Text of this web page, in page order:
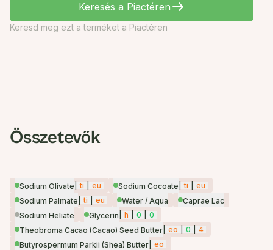
Keresés a Piactéren
Keresd meg ezt a terméket a Piactéren
Összetevők
Sodium Olivate ti eu Sodium Cocoate ti
eu
Sodium Palmate
ti eu Water / Aqua
Caprae Lac
Sodium Heliate
Glycerin h 0
0
Theobroma Cacao (Cacao) Seed Butter eo 0
4
Butyrospermum Parkii (Shea) Butter eo